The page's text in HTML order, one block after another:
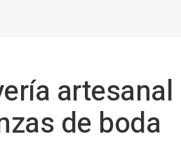
artesanal
de boda